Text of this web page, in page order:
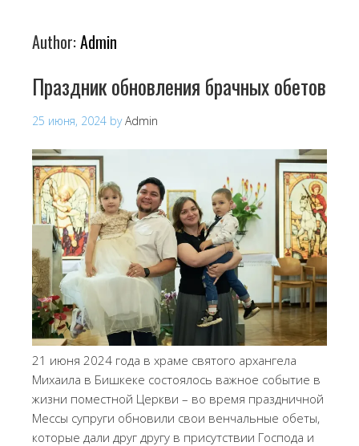
Author:Admin
Праздник обновления брачных обетов
25 июня, 2024 byAdmin
21 июня 2024 года в храме святого архангела
Михаила в Бишкеке состоялось важное событие в
жизни поместной Церкви – во время праздничной
Мессы супруги обновили свои венчальные обеты,
которые дали друг другу в присутствии Господа и